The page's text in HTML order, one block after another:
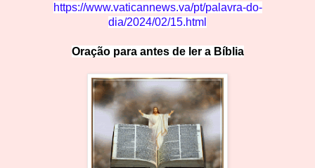
https://www.vaticannews.va/pt/palavra-do-
dia/2024/02/15.html
Oração para antes de er aBíblia